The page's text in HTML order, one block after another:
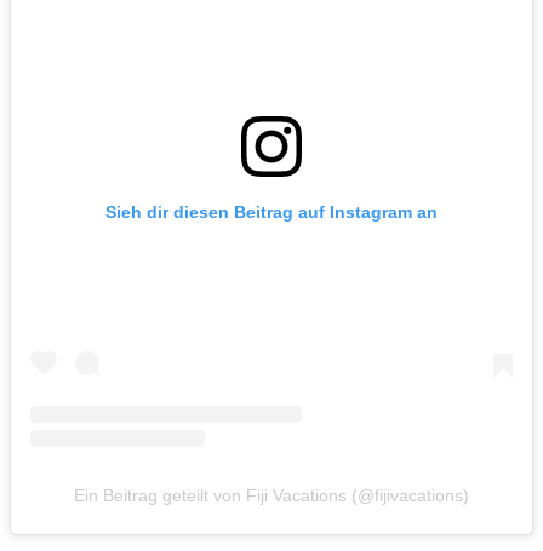
Sieh dir diesen Beitrag auf Instagram an
Ein Beitrag geteilt von Fiji Vacations (@fijivacations)